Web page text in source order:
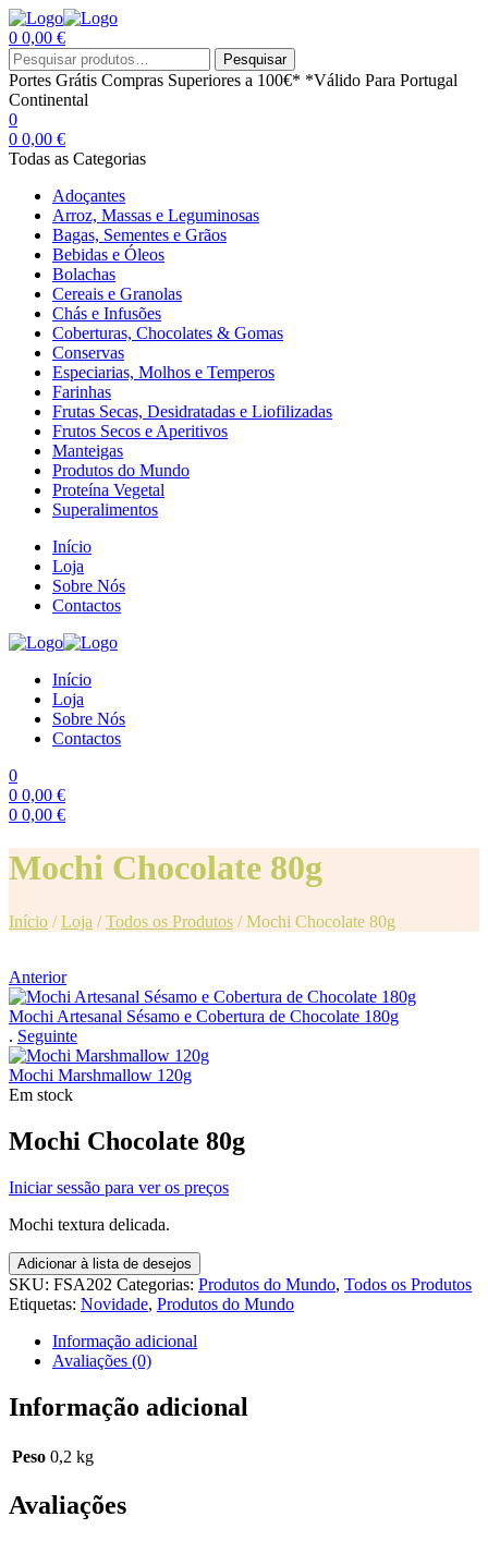
0 0,00 €
Menu
Procurar
por:
Pesquisar
Portes Grátis Compras Superiores a 100€* *Válido Para Portugal
Continental
0
0 0,00 €
Todas as Categorias
Adoçantes
Arroz, Massas e Leguminosas
Bagas, Sementes e Grãos
Bebidas e Óleos
Bolachas
Cereais e Granolas
Chás e Infusões
Coberturas, Chocolates & Gomas
Conservas
Especiarias, Molhos e Temperos
Farinhas
Frutas Secas, Desidratadas e Liofilizadas
Frutos Secos e Aperitivos
Manteigas
Produtos do Mundo
Proteína Vegetal
Superalimentos
Início
Loja
Sobre Nós
Contactos
Início
Loja
Sobre Nós
Contactos
0
0 0,00 €
0 0,00 €
Mochi Chocolate 80g
Início /Loja /Todos os Produtos /Mochi Chocolate 80g
Anterior
Mochi Artesanal Sésamo e Cobertura de Chocolate 180g
. Seguinte
Mochi Marshmallow 120g
Em stock
Mochi Chocolate 80g
Iniciar sessão para ver os preços
Mochi textura delicada.
Adicionar à lista de desejos
SKU: FSA202 Categorias: Produtos do Mundo, Todos os Produtos
Etiquetas: Novidade, Produtos do Mundo
Informação adicional
Avaliações (0)
Informação adicional
Peso 0,2 kg
Avaliações